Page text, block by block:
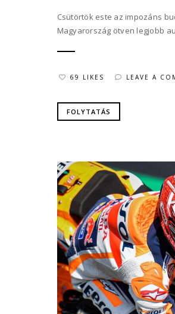
Csütörtök este az impozáns
Magyarország ötven legjobb
69 LIKES LEAVE A
FOLYTATÁS